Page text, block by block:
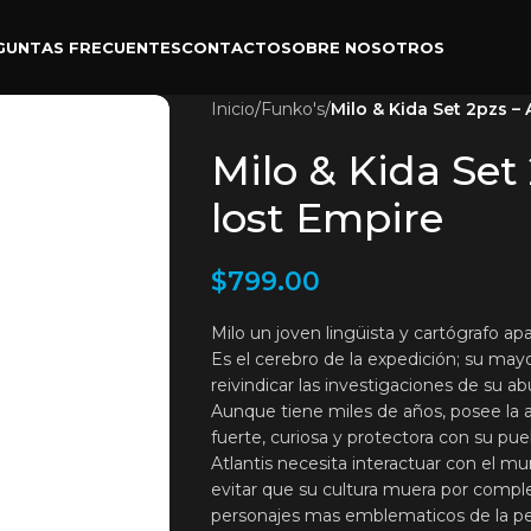
FRECUENTESCONTACTOSOBRE NOSOTROS
Inicio/Funko's/Milo & Kida Set 2pzs
Milo & Kida
lost Empire
$799.00
Milo un joven lingüista y cartógrafo
Es el cerebro de la expedición; su
reivindicar las investigaciones de su
Aunque tiene miles de años, posee la
fuerte, curiosa y protectora con su
Atlantis necesita interactuar con el
evitar que su cultura muera por
personajes mas emblematicos de la